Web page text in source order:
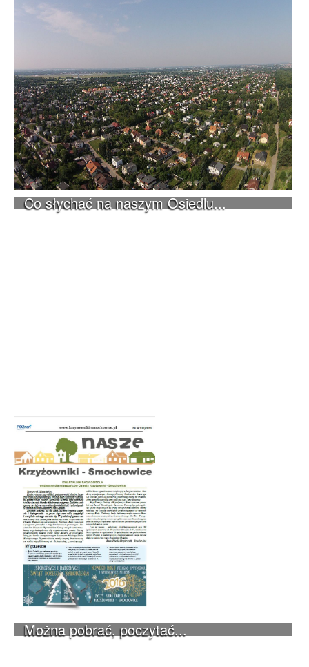
Co słychać na naszym Osiedlu...
Można pobrać, poczytać...